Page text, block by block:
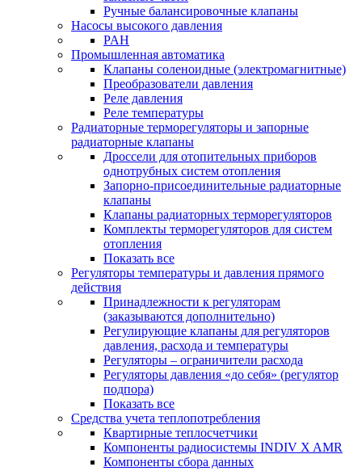
Ручные балансировочные клапаны
Насосы высокого давления
PAH
Промышленная автоматика
Клапаны соленоидные (электромагнитные)
Преобразователи давления
Реле давления
Реле температуры
Радиаторные терморегуляторы и запорные
радиаторные клапаны
Дроссели для отопительных приборов
однотрубных систем отопления
Запорно-присоединительные радиаторные
клапаны
Клапаны радиаторных терморегуляторов
Комплекты терморегуляторов для систем
отопления
Показать все
Регуляторы температуры и давления прямого
действия
Принадлежности к регуляторам
(заказываются дополнительно)
Регулирующие клапаны для регуляторов
давления, расхода и температуры
Регуляторы – ограничители расхода
Регуляторы давления «до себя» (регулятор
подпора)
Показать все
Средства учета теплопотребления
Квартирные теплосчетчики
Компоненты радиосистемы INDIV X AMR
Компоненты сбора данных